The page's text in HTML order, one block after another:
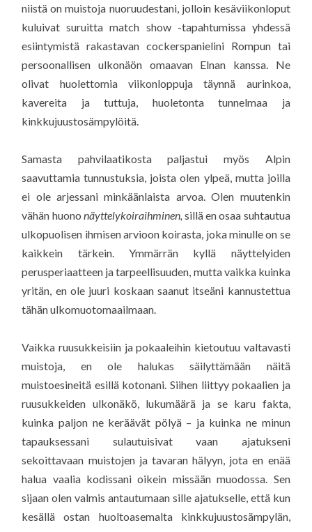
niistä on muistoja nuoruudestani, jolloin kesäviikonloput
kuluivat suruitta match show -tapahtumissa yhdessä
esiintymistä rakastavan cockerspanielini Rompun tai
persoonallisen ulkonäön omaavan Elnan kanssa. Ne
olivat huolettomia viikonloppuja täynnä aurinkoa,
kavereita ja tuttuja, huoletonta tunnelmaa ja
kinkkujuustosämpylöitä.
Samasta pahvilaatikosta paljastui myös Alpin
saavuttamia tunnustuksia, joista olen ylpeä, mutta joilla
ei ole arjessani minkäänlaista arvoa. Olen muutenkin
vähän huono näyttelykoiraihminen, sillä en osaa suhtautua
ulkopuolisen ihmisen arvioon koirasta, joka minulle on se
kaikkein tärkein. Ymmärrän kyllä näyttelyiden
perusperiaatteen ja tarpeellisuuden, mutta vaikka kuinka
yritän, en ole juuri koskaan saanut itseäni kannustettua
tähän ulkomuotomaailmaan.
Vaikka ruusukkeisiin ja pokaaleihin kietoutuu valtavasti
muistoja, en ole halukas säilyttämään näitä
muistoesineitä esillä kotonani. Siihen liittyy pokaalien ja
ruusukkeiden ulkonäkö, lukumäärä ja se karu fakta,
kuinka paljon ne keräävät pölyä – ja kuinka ne minun
tapauksessani sulautuisivat vaan ajatukseni
sekoittavaan muistojen ja tavaran hälyyn, jota en enää
halua vaalia kodissani oikein missään muodossa. Sen
sijaan olen valmis antautumaan sille ajatukselle, että kun
kesällä ostan huoltoasemalta kinkkujuustosämpylän,